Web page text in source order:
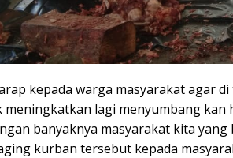
kepada warga masyarakat agar
lagi menyumbang kan
banyaknya masyarakat kita
kurban tersebut kepada